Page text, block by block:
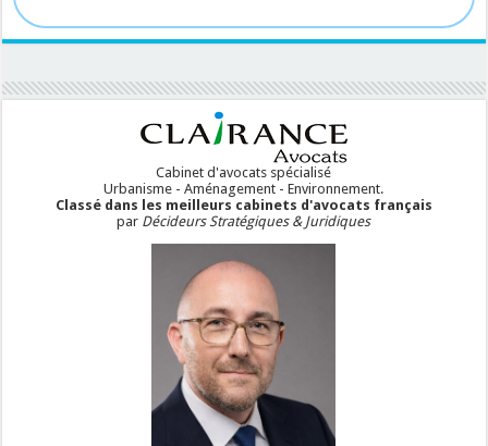
Cabinet d'avocats spécialisé
Urbanisme - Aménagement - Environnement.
Classé dans les meilleurs cabinets d'avocats français
par Décideurs Stratégiques & Juridiques